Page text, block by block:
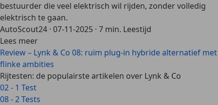
bestuurder die veel elektrisch wil rijden, zonder volledig
elektrisch te gaan.
AutoScout24 · 07-11-2025 · 7 min. Leestijd
Lees meer
Review – Lynk & Co 08: ruim plug-in hybride alternatief met
flinke ambities
Rijtesten: de populairste artikelen over Lynk & Co
02 - 1 Test
08 - 2 Tests